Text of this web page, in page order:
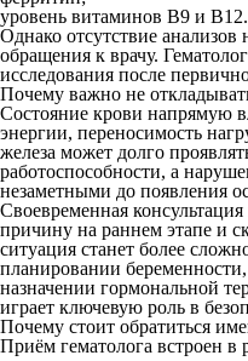
уровень витаминов В9 и В12.
Однако отсутствие анализов
обращения к врачу.
исследования после
Почему важно не
Состояние крови напрямую
энергии, переносимость
железа может долго
работоспособности, а
незаметными до появления
Своевременная
причину на раннем этапе и
ситуация станет более
планировании
назначении гормональной
играет ключевую роль в
Почему стоит обратиться
Приём гематолога встроен